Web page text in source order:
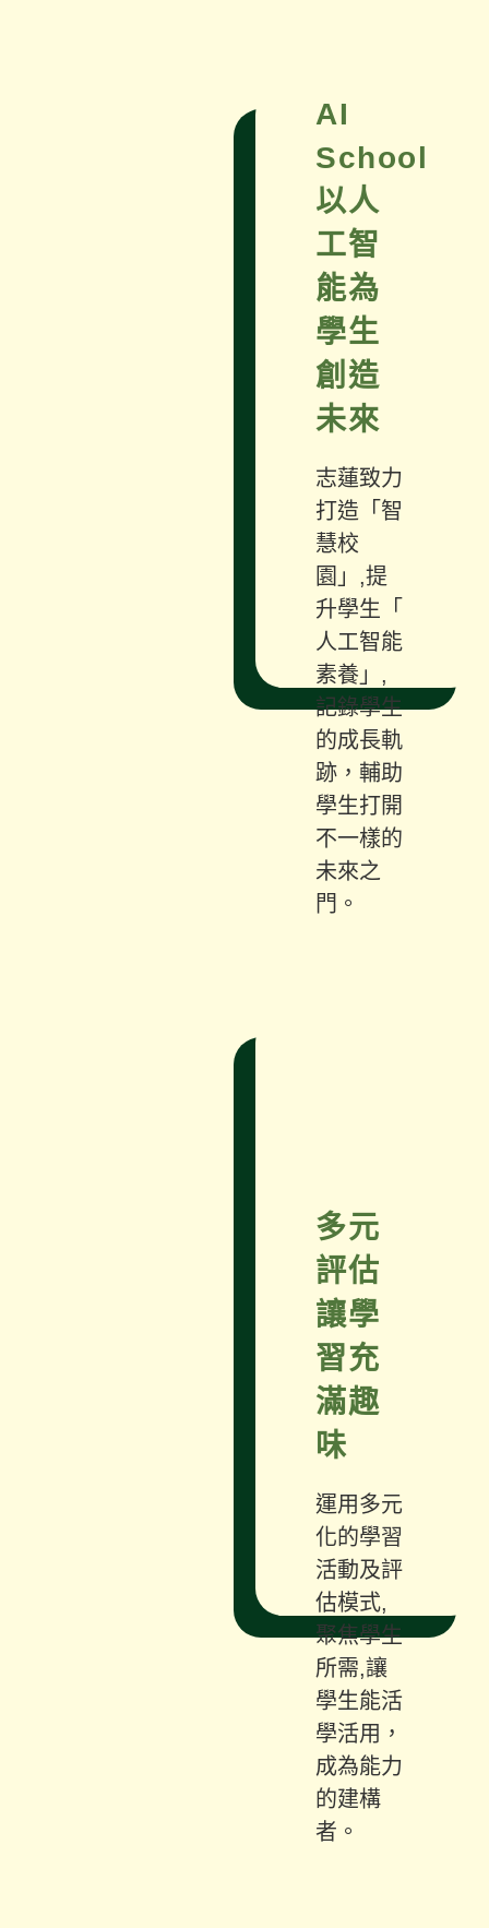
AI
School
以人
工智
能為
學生
創造
未來
志蓮致力
打造「智
慧校
園」,提
升學生「
人工智能
素養」,
記錄學生
的成長軌
跡，輔助
學生打開
不一樣的
未來之
門。
多元
評估
讓學
習充
滿趣
味
運用多元
化的學習
活動及評
估模式,
聚焦學生
所需,讓
學生能活
學活用，
成為能力
的建構
者。